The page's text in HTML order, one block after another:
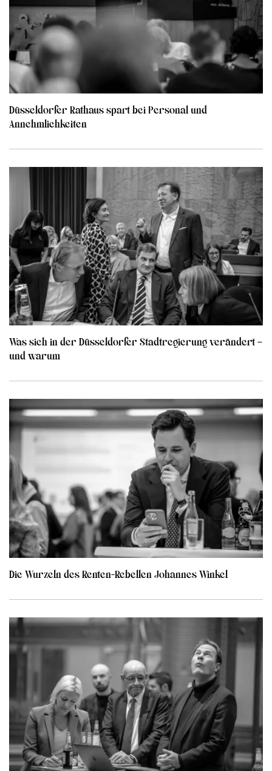
Düsseldorfer Rathaus spart bei Personal und
Annehmlichkeiten
Was sich in der Düsseldorfer Stadtregierung verändert –
und warum
Die Wurzeln des Renten-Rebellen Johannes Winkel